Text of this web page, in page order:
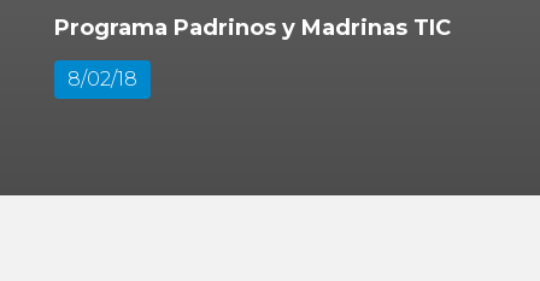
Programa Padrinos y Madrinas TIC
8/02/18